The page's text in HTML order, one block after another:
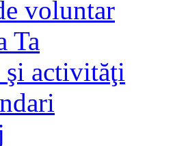
voluntar
Ta
şi activităţi